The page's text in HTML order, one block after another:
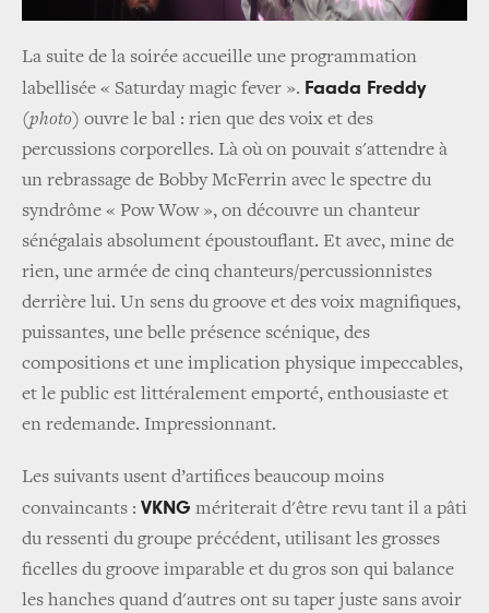
La suite de la soirée accueille une programmation
labellisée « Saturday magic fever ». Faada Freddy
(photo) ouvre le bal : rien que des voix et des
percussions corporelles. Là où on pouvait s'attendre à
un rebrassage de Bobby McFerrin avec le spectre du
syndrôme « Pow Wow », on découvre un chanteur
sénégalais absolument époustouflant. Et avec, mine de
rien, une armée de cinq chanteurs/percussionnistes
derrière lui. Un sens du groove et des voix magnifiques,
puissantes, une belle présence scénique, des
compositions et une implication physique impeccables,
et le public est littéralement emporté, enthousiaste et
en redemande. Impressionnant.
Les suivants usent d’artifices beaucoup moins
convaincants : VKNG mériterait d'être revu tant il a pâti
du ressenti du groupe précédent, utilisant les grosses
ficelles du groove imparable et du gros son qui balance
les hanches quand d'autres ont su taper juste sans avoir